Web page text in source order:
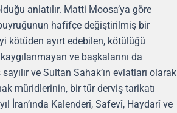
anlatılır. Matti Moosa’ya göre
buyruğunun hafifçe değiştirilmiş bir
kötüden ayırt edebilen, kötülüğü
ve başkalarını da
ve Sultan Sahak’ın evlatları olarak
müridlerinin, bir tür derviş tarikatı
İran’ında Kalenderî, Safevî, Haydarî ve